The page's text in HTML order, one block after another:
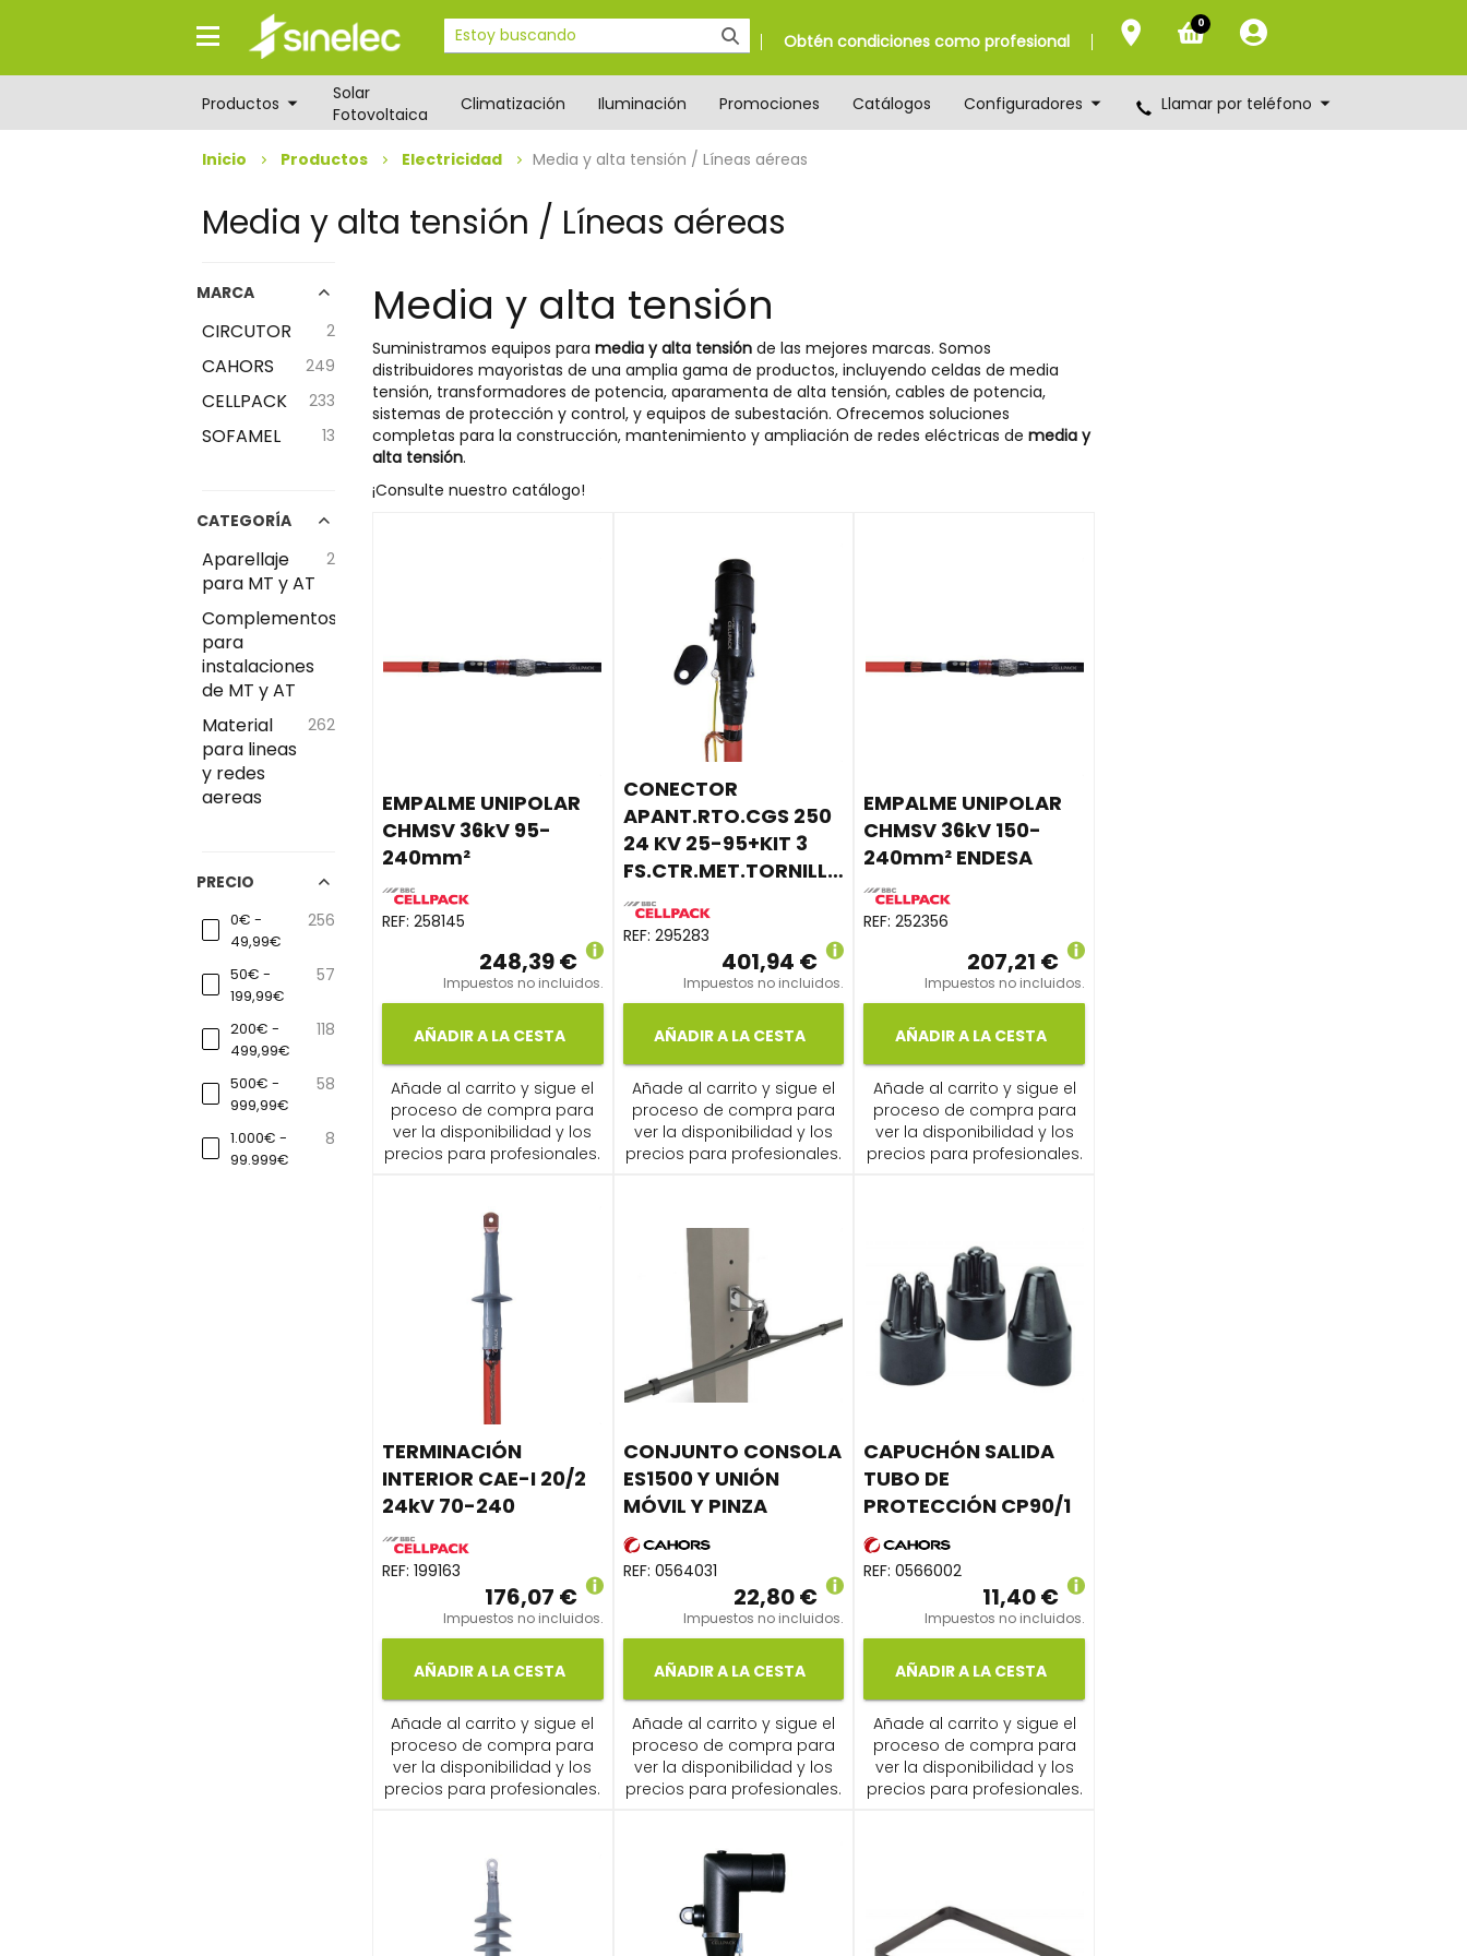
de
Obtén condiciones como profesional
0
Productos
Solar
Fotovoltaica
Climatización Iluminación Promociones Catálogos Configuradores Llamar por teléfono
Inicio Productos Electricidad Media y alta tensión / Líneas aéreas
Media y alta tensión / Líneas aéreas
MARCA
CIRCUTOR 2
CAHORS 249
CELLPACK 233
SOFAMEL 13
CATEGORÍA
Aparellaje
para MT y AT
2
Complementos
para
instalaciones
de MT y AT
Material
para lineas
y redes
aereas
262
PRECIO
0€ -
49,99€
256
50€ -
199,99€
57
200€ -
499,99€
118
500€ -
999,99€
58
1.000€ -
99.999€
8
Media y alta tensión
Suministramos equipos para media y alta tensiónde las mejores marcas. Somos
distribuidores mayoristas de una amplia gama de productos, incluyendo celdas de media
tensión, transformadores de potencia, aparamenta de alta tensión, cables de potencia,
sistemas de protección y control, y equipos de subestación. Ofrecemos soluciones
completas para la construcción, mantenimiento y ampliación de redes eléctricas de media y
alta tensión.
¡Consulte nuestro catálogo!
EMPALME UNIPOLAR
CHMSV 36kV 95-
240mm²
REF: 258145
248,39 €
Impuestos no incluidos.
AÑADIR A LA CESTA
Añade al carrito y sigue el
proceso de compra para
ver la disponibilidad y los
precios para profesionales.
CONECTOR
APANT.RTO.CGS 250
24 KV 25-95+KIT 3
FS.CTR.MET.TORNILLERÍA
REF: 295283
401,94 €
Impuestos no incluidos.
AÑADIR A LA CESTA
Añade al carrito y sigue el
proceso de compra para
ver la disponibilidad y los
precios para profesionales.
EMPALME UNIPOLAR
CHMSV 36kV 150-
240mm² ENDESA
REF:252356
207,21 €
Impuestos no incluidos.
AÑADIR A LA CESTA
Añade al carrito y sigue el
proceso de compra para
ver la disponibilidad y los
precios para profesionales.
TERMINACIÓN
INTERIOR CAE-I 20/2
24kV 70-240
REF: 199163
176,07 €
Impuestos no incluidos.
AÑADIR A LA CESTA
Añade al carrito y sigue el
proceso de compra para
ver la disponibilidad y los
precios para profesionales.
CONJUNTO CONSOLA
ES1500 Y UNIÓN
MÓVIL Y PINZA
REF: 0564031
22,80 €
Impuestos no incluidos.
AÑADIR A LA CESTA
Añade al carrito y sigue el
proceso de compra para
ver la disponibilidad y los
precios para profesionales.
CAPUCHÓN SALIDA
TUBO DE
PROTECCIÓN CP90/1
REF:0566002
11,40 €
Impuestos no incluidos.
AÑADIR A LA CESTA
Añade al carrito y sigue el
proceso de compra para
ver la disponibilidad y los
precios para profesionales.